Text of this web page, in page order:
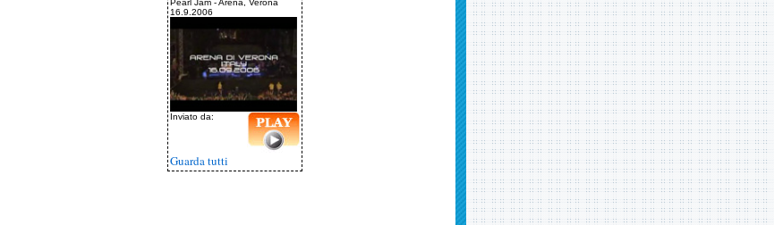
Pearl Jam - Arena, Verona
16.9.2006
Inviato da:
Guarda tutti